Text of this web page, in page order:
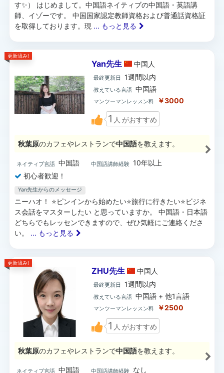
す✨） はじめまして。中国語ネイティブの中国語・英語講
師、イゾーです。 中国国家認定教師資格および普通話資格証
を取得しております。現 ... もっと見る
更新済み!
Yan先生 中国 人
最終更新日 1週間以内
教えている言語 中国語
マンツーマンレッスン料 ￥3000
1 人 がおすすめ
秋葉原のカフェやレストランで中国語を教えます。
ネイティブ言語 中国語 中国語講師経験 10年以上
初心者歓迎！
Yan先生からのメッセージ
ニーハオ！ ⭐️ピンインから始めたい⭐️旅行に行きたい⭐️ビジネ
ス会話をマスターしたい と思っていますか。 中国語・日本語
どちらでもレッセンできますので、ぜひ気軽にご連絡くださ
い。 ... もっと見る
更新済み!
ZHU先生 中国 人
最終更新日 1週間以内
教えている言語 中国語 + 他1言語
マンツーマンレッスン料 ￥2500
1 人 がおすすめ
秋葉原のカフェやレストランで中国語を教えます。
ネイティブ言語 中国語 中国語講師経験 なし